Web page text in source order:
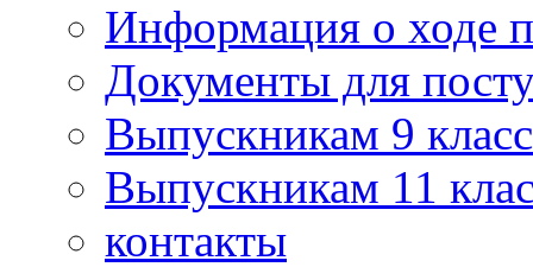
Информация о ходе
Документы для
Выпускникам 9
Выпускникам 11
контакты